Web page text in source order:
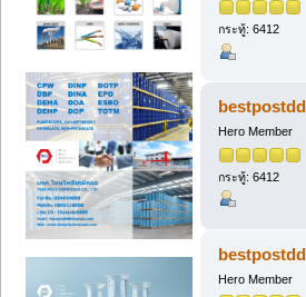
กระทู้: 6412
Hero Member
กระทู้: 6412
Hero Member